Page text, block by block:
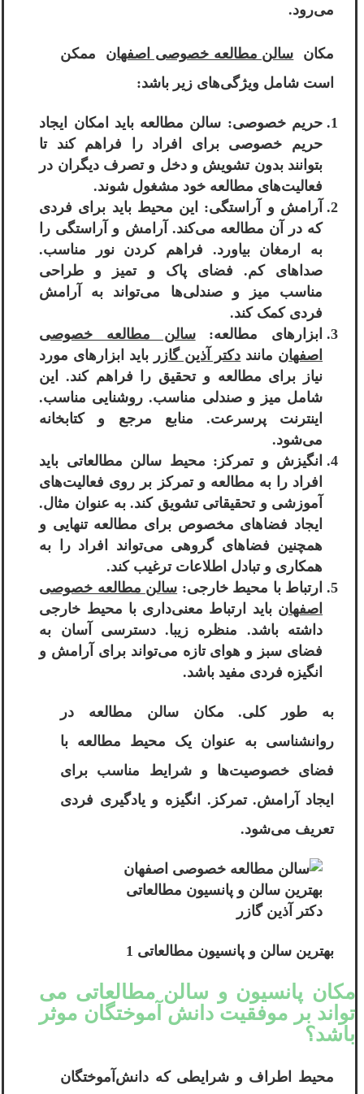
می‌رود.
مکان سالن مطالعه خصوصی اصفهان ممکن
است شامل ویژگی‌های زیر باشد:
حریم خصوصی: سالن مطالعه باید امکان ایجاد
حریم خصوصی برای افراد را فراهم کند تا
بتوانند بدون تشویش و دخل و تصرف دیگران در
فعالیت‌های مطالعه خود مشغول شوند.
آرامش و آراستگی: این محیط باید برای فردی
که در آن مطالعه می‌کند. آرامش و آراستگی را
به ارمغان بیاورد. فراهم کردن نور مناسب.
صداهای کم. فضای پاک و تمیز و طراحی
مناسب میز و صندلی‌ها می‌تواند به آرامش
فردی کمک کند.
ابزارهای مطالعه:سالن مطالعه خصوصی
اصفهان مانند دکتر آذین گازر باید ابزارهای مورد
نیاز برای مطالعه و تحقیق را فراهم کند. این
شامل میز و صندلی مناسب. روشنایی مناسب.
اینترنت پرسرعت. منابع مرجع و کتابخانه
می‌شود.
انگیزش و تمرکز: محیط سالن مطالعاتی باید
افراد را به مطالعه و تمرکز بر روی فعالیت‌های
آموزشی و تحقیقاتی تشویق کند. به عنوان مثال.
ایجاد فضاهای مخصوص برای مطالعه تنهایی و
همچنین فضاهای گروهی می‌تواند افراد را به
همکاری و تبادل اطلاعات ترغیب کند.
ارتباط با محیط خارجی: سالن مطالعه خصوصی
اصفهان باید ارتباط معنی‌داری با محیط خارجی
داشته باشد. منظره زیبا. دسترسی آسان به
فضای سبز و هوای تازه می‌تواند برای آرامش و
انگیزه فردی مفید باشد.
به طور کلی. مکان سالن مطالعه در
روانشناسی به عنوان یک محیط مطالعه با
فضای خصوصیت‌ها و شرایط مناسب برای
ایجاد آرامش. تمرکز. انگیزه و یادگیری فردی
تعریف می‌شود.
بهترین سالن و پانسیون مطالعاتی
دکتر آذین گازر
بهترین سالن و پانسیون مطالعاتی 1
مکان پانسیون و سالن مطالعاتی می
تواند بر موفقیت دانش آموختگان موثر
باشد؟
محیط اطراف و شرایطی که دانش‌آموختگان